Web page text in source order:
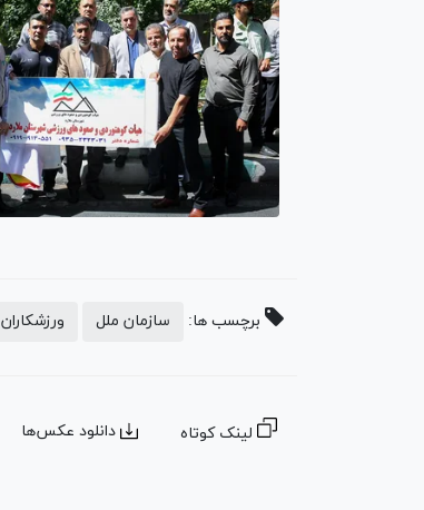
برچسب ها: سازمان ملل ورزشکاران
لینک کوتاه دانلود عکس‌ها